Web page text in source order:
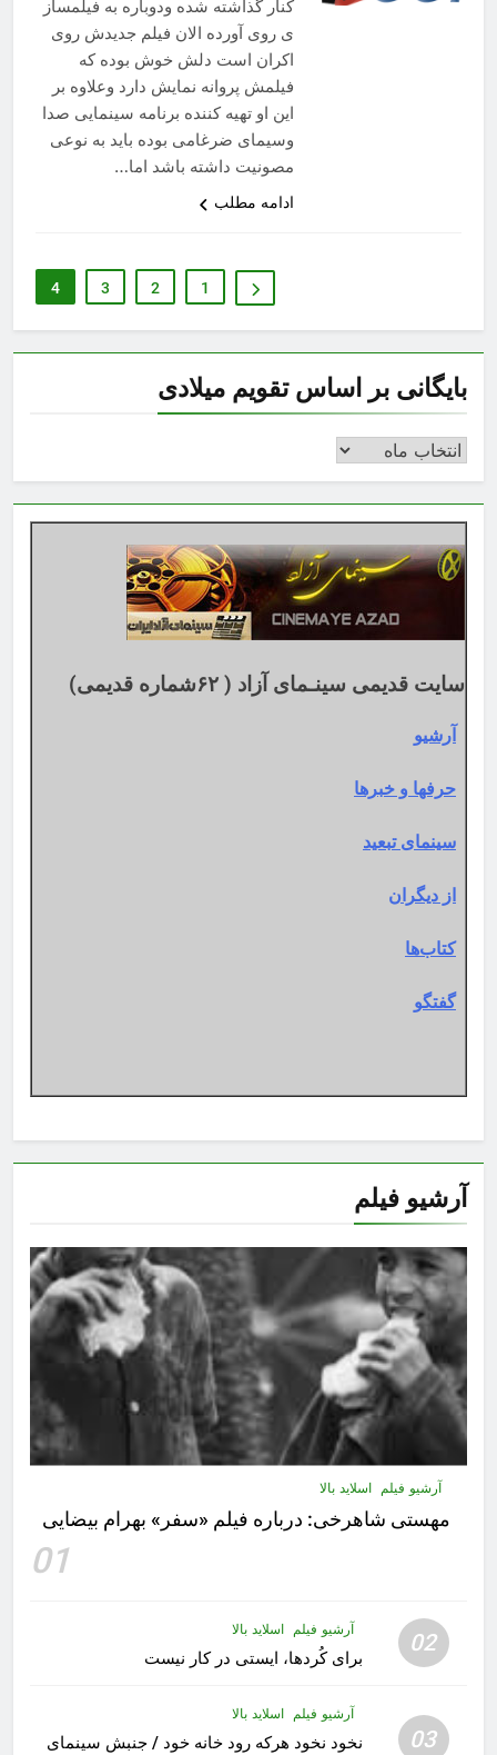
کنار گذاشته شده ودوباره به فیلمساز
ی روی آورده الان فیلم جدیدش روی
اکران است دلش خوش بوده که
فیلمش پروانه نمایش دارد وعلاوه بر
این او تهیه کننده برنامه سینمایی صدا
وسیمای ضرغامی بوده باید به نوعی
مصونیت داشته باشد اما…
ادامه مطلب
1
2
3
4
بایگانی بر اساس تقویم میلادی
بایگانی
اساس
تقویم
میلادی
سایت قدیمی سینـمای آزاد ( ۶۲شماره قدیمی)
آرشیو
حرفها و خبرها
سینمای تبعید
از دیگران
کتاب‌ها
گفتگو
آرشیو فیلم
آرشیو فیلم اسلاید بالا
مهستى شاهرخى:‌ درباره فيلم «سفر» بهرام بیضایی
01
02 آرشیو فیلم اسلاید بالا
برای کُردها، ایستی در کار نیست
03
آرشیو فیلم اسلاید بالا
نخود نخود هرکه رود خانه خود / جنبش سینمای